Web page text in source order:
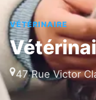
VÉTÉRINAIRE
47 Rue Victor